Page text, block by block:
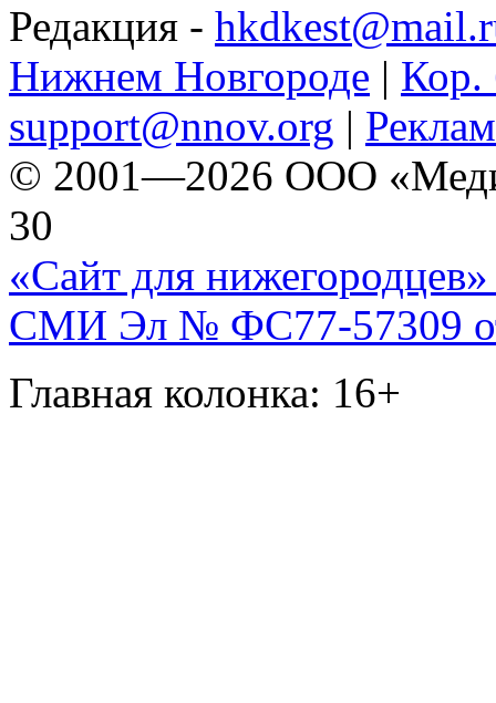
Редакция -
Нижнем Новгороде | Кор.
support@nnov.org |
© 2001—2026 ООО
30
«Сайт для нижегородцев»
СМИ Эл № ФС77-57309
Главная колонка: 16+